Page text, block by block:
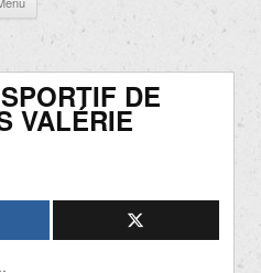
contenu
DE
VALÉRIE